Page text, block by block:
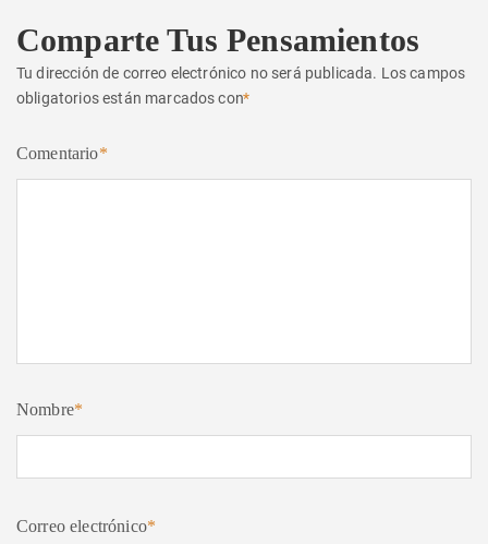
Comparte Tus Pensamientos
Tu dirección de correo electrónico no será publicada. Los campos
obligatorios están marcados con*
Comentario*
Nombre*
Correo electrónico*